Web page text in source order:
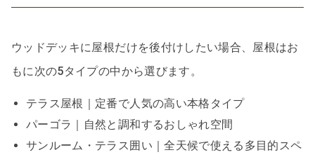
ウッドデッキに屋根だけを後付けしたい場合、屋根はお
もに次の5タイプの中から選びます。
テラス屋根｜定番で人気の高い本格タイプ
パーゴラ｜自然と調和するおしゃれ空間
サンルーム・テラス囲い｜全天候で使える多目的スペ